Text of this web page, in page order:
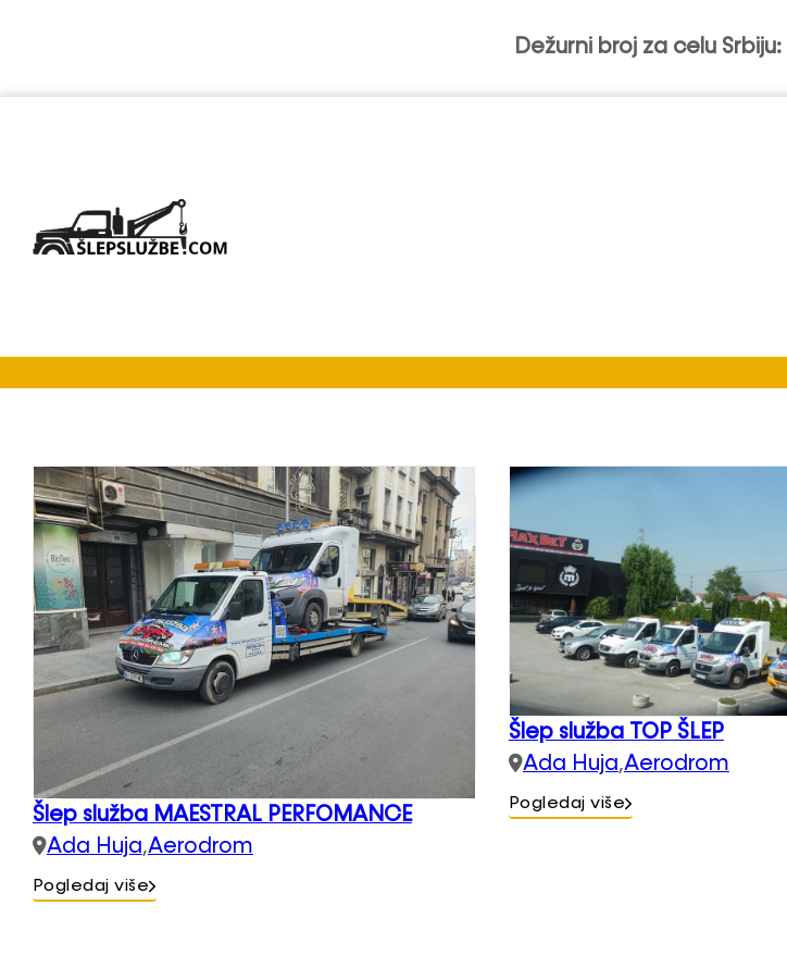
Dežurni broj za celu Srbiju:
Šlep službe Savski Nasip
Šlep služba MAESTRAL PERFOMANCE
Ada Huja,Aerodrom
Pogledaj više
Šlep služba TOP ŠLEP
Ada Huja,Aerodrom
Pogledaj više